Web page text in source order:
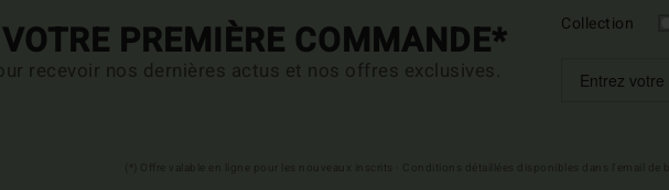
PREMIÈRE COMMANDE*
recevoir nos dernières actus et nos offres exclusives.
Collection